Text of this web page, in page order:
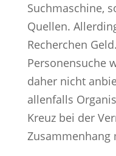
Suchmaschine,
Quellen.
Recherchen
Personensuche
daher nicht
allenfalls
Kreuz bei der
Zusammenhang